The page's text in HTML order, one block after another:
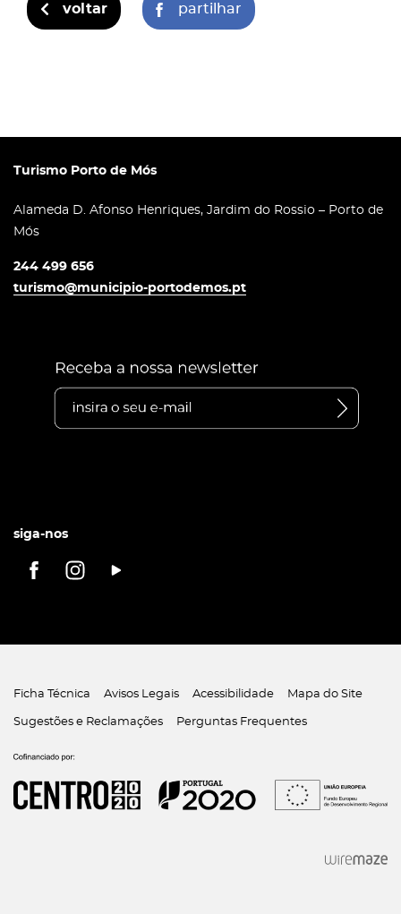
voltar partilhar
Turismo Porto de Mós
Alameda D. Afonso Henriques, Jardim do Rossio – Porto de
Mós
244 499 656
turismo@municipio-portodemos.pt
siga-nos
Ficha Técnica Avisos Legais Acessibilidade Mapa do Site
Sugestões e Reclamações Perguntas Frequentes